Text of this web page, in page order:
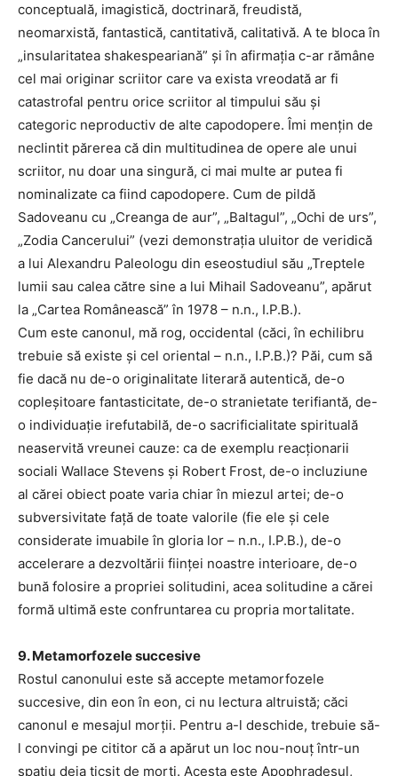
conceptuală, imagistică, doctrinară, freudistă,
neomarxistă, fantastică, cantitativă, calitativă. A te bloca în
„insularitatea shakespeariană” și în afirmația c-ar rămâne
cel mai originar scriitor care va exista vreodată ar fi
catastrofal pentru orice scriitor al timpului său și
categoric neproductiv de alte capodopere. Îmi mențin de
neclintit părerea că din multitudinea de opere ale unui
scriitor, nu doar una singură, ci mai multe ar putea fi
nominalizate ca fiind capodopere. Cum de pildă
Sadoveanu cu „Creanga de aur”, „Baltagul”, „Ochi de urs”,
„Zodia Cancerului” (vezi demonstrația uluitor de veridică
a lui Alexandru Paleologu din eseostudiul său „Treptele
lumii sau calea către sine a lui Mihail Sadoveanu”, apărut
la „Cartea Românească” în 1978 – n.n., I.P.B.).
Cum este canonul, mă rog, occidental (căci, în echilibru
trebuie să existe și cel oriental – n.n., I.P.B.)? Păi, cum să
fie dacă nu de-o originalitate literară autentică, de-o
copleșitoare fantasticitate, de-o stranietate terifiantă, de-
o individuație irefutabilă, de-o sacrificialitate spirituală
neaservită vreunei cauze: ca de exemplu reacționarii
sociali Wallace Stevens și Robert Frost, de-o incluziune
al cărei obiect poate varia chiar în miezul artei; de-o
subversivitate față de toate valorile (fie ele și cele
considerate imuabile în gloria lor – n.n., I.P.B.), de-o
accelerare a dezvoltării ființei noastre interioare, de-o
bună folosire a propriei solitudini, acea solitudine a cărei
formă ultimă este confruntarea cu propria mortalitate.
9. Metamorfozele succesive
Rostul canonului este să accepte metamorfozele
succesive, din eon în eon, ci nu lectura altruistă; căci
canonul e mesajul morții. Pentru a-l deschide, trebuie să-
l convingi pe cititor că a apărut un loc nou-nouț într-un
spațiu deja ticsit de morți. Acesta este Apophradesul,